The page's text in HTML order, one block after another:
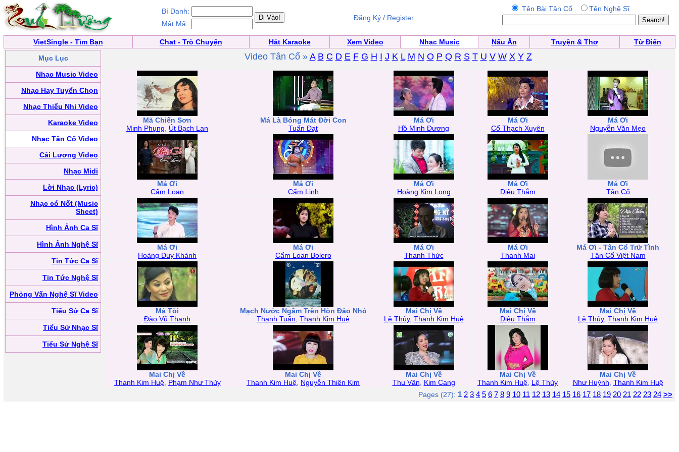
Bí Danh:
Mật Mã:
Đăng Ký / Register
Tên Bài Tân Cổ Tên Nghệ Sĩ
VietSingle - Tìm Bạn Chat - Trò Chuyện Hát Karaoke Xem Video Nhạc Music Nấu Ăn Truyện & Thơ
Từ Điển
Mục Lục
Nhạc Music Video
Nhạc Hay Tuyển Chọn
Nhạc Thiếu Nhi Video
Karaoke Video
Nhạc Tân Cổ Video
Cải Lương Video
Nhạc Midi
Lời Nhạc (Lyric)
Nhạc có Nốt (Music
Sheet)
Hình Ảnh Ca Sĩ
Hình Ảnh Nghệ Sĩ
Tin Tức Ca Sĩ
Tin Tức Nghệ Sĩ
Phỏng Vấn Nghệ Sĩ Video
Tiểu Sử Ca Sĩ
Tiểu Sử Nhạc Sĩ
Tiểu Sử Nghệ Sĩ
Video Tân Cổ » A B C D E F G H I J K L M N O P Q R S T U V W X Y Z
Mã Chiến Sơn
Minh Phụng
Út Bạch Lan
Má Là Bóng Mát Đời Con
Tuấn Đạt
Má Ơi
Hồ Minh Đương
Má Ơi
Cổ Thạch Xuyên
Má Ơi
Nguyễn Văn Mẹo
Má Ơi
Cẩm Loan
Má Ơi
Cẩm Linh
Má Ơi
Hoàng Kim Long
Má Ơi
Diệu Thắm
Má Ơi
Tân Cổ
Má Ơi
Hoàng Duy Khánh
Má Ơi
Cẩm Loan Bolero
Má Ơi
Thanh Thức
Má Ơi
Thanh Mai
Má Ơi - Tân Cổ Trữ Tình
Tân Cổ Việt Nam
Má Tôi
Đào Vũ Thanh
Mạch Nước Ngầm Trên Hòn Đảo Nhỏ
Thanh Tuấn Thanh Kim Huệ
Mai Chị Về
Lệ Thủy, Thanh Kim Huệ
Mai Chị Về
Diệu Thắm
Mai Chị Về
Lệ Thủy, Thanh Kim Huệ
Mai Chị Về
Thanh Kim Huệ, Phạm Như Thủy
Mai Chị Về
Thanh Kim Huệ Nguyễn Thiên Kim
Mai Chị Về
Thu Vân
Kim Cang
Mai Chị Về
Thanh Kim Huệ Lệ Thủy
Mai Chị Về
Như Huỳnh Thanh Kim Huệ
Pages (27): 1 2 3 4 5 6 7 8 9 10 11 12 13 14 15 16 17 18 19 20 21 22 23 24 >>